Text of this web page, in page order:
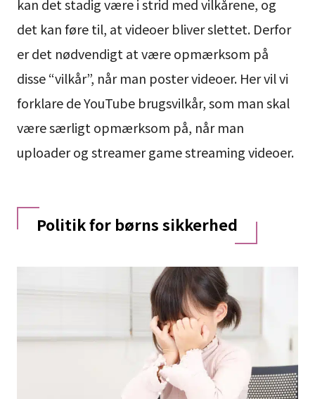
kan det stadig være i strid med vilkårene, og
det kan føre til, at videoer bliver slettet. Derfor
er det nødvendigt at være opmærksom på
disse “vilkår”, når man poster videoer. Her vil vi
forklare de YouTube brugsvilkår, som man skal
være særligt opmærksom på, når man
uploader og streamer game streaming videoer.
Politik for børns sikkerhed